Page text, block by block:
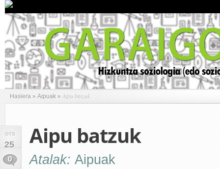
Hasiera » Aipuak » Aipu batzuk
OTS
25
0
Aipu batzuk
Atalak: Aipuak